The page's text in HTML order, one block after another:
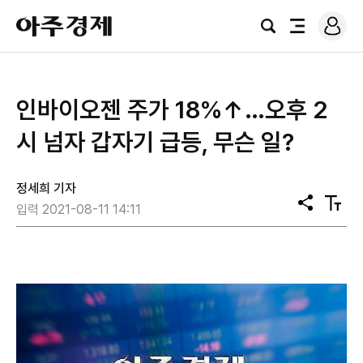
아
주
경
검
전
로
그
인바이오젠 주가 18%↑…오후 2
시 넘자 갑자기 급등, 무슨 일?
정세희 기자
입력 2021-08-11 14:11
공
유
텍
스